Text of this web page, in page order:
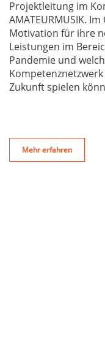
Projektleitung im
AMATEURMUSIK.
Motivation für ihre
Leistungen im
Pandemie und
Zukunft spielen
Mehr erfahren